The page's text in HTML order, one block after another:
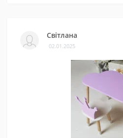
Світлана
02.01.2025